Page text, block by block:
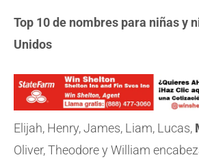
Top 10 de nombres para niñas y
Unidos
Elijah, Henry, James, Liam, Lucas,
Oliver, Theodore y William